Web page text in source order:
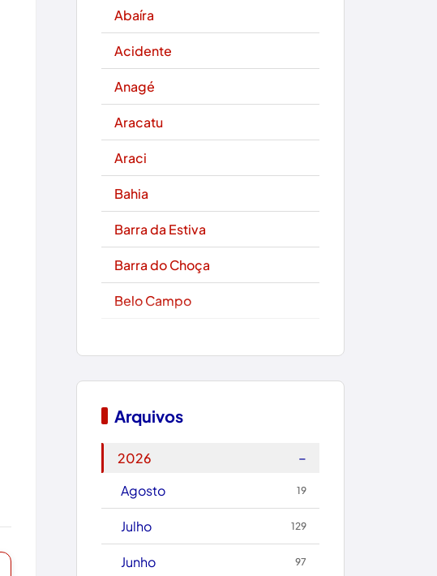
Abaíra
Acidente
Anagé
Aracatu
Araci
Bahia
Barra da Estiva
Barra do Choça
Belo Campo
Boquira
Brumado
Caculé
Arquivos
2026
−
Agosto
19
Julho 129
Junho 97